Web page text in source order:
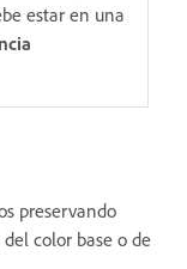
estar en una
preservando
color base o de